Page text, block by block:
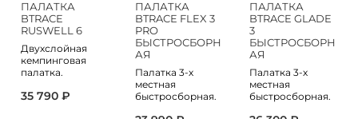
ПАЛАТКА
BTRACE
RUSWELL 6
Двухслойная
кемпинговая
палатка.
35 790 ₽
ПАЛАТКА
BTRACE FLEX 3
PRO
БЫСТРОСБОРН
АЯ
Палатка 3-х
местная
быстросборная.
ПАЛАТКА
BTRACE GLADE
3
БЫСТРОСБОРН
АЯ
Палатка 3-х
местная
быстросборная.